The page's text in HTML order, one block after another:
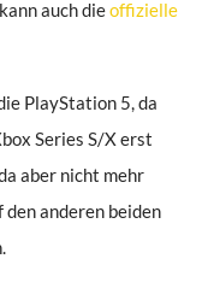
auch dieoffizielle
PlayStation 5, da
Series S/X erst
aber nicht mehr
den anderen beiden